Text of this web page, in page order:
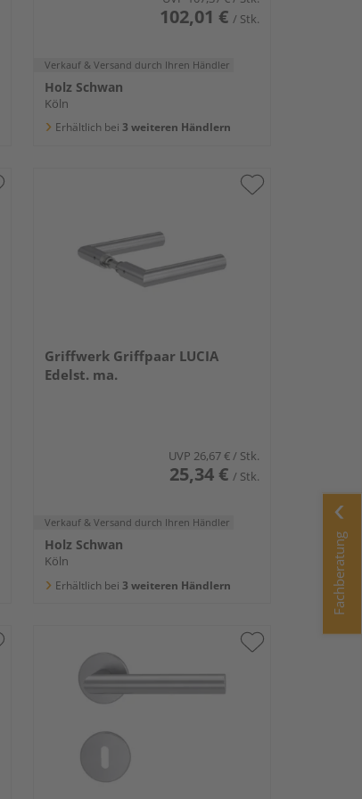
102,01 € / Stk.
Verkauf & Versand durch Ihren Händler
Holz Schwan
Köln
Erhältlich bei 3 weiteren Händlern
Griffwerk Griffpaar LUCIA
Edelst. ma.
UVP 26,67 €/ Stk.
25,34 € / Stk.
Verkauf & Versand durch Ihren Händler
Holz Schwan
Köln
Erhältlich bei 3 weiteren Händlern Fachberatung